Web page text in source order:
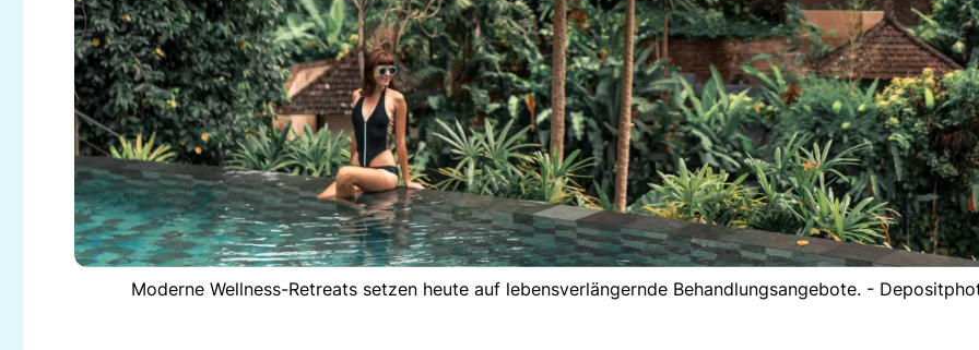
Moderne Wellness-Retreats setzen heute auf lebensverlängernde Behandlungsangebote. -